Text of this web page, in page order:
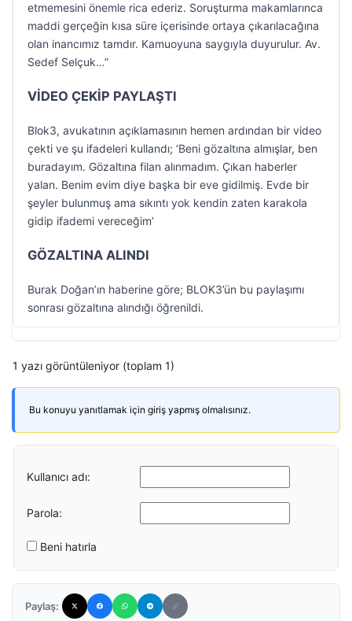
etmemesini önemle rica ederiz. Soruşturma makamlarınca
maddi gerçeğin kısa süre içerisinde ortaya çıkarılacağına
olan inancımız tamdır. Kamuoyuna saygıyla duyurulur. Av.
Sedef Selçuk…”
VİDEO ÇEKİP PAYLAŞTI
Blok3, avukatının açıklamasının hemen ardından bir video
çekti ve şu ifadeleri kullandı; ‘Beni gözaltına almışlar, ben
buradayım. Gözaltına filan alınmadım. Çıkan haberler
yalan. Benim evim diye başka bir eve gidilmiş. Evde bir
şeyler bulunmuş ama sıkıntı yok kendin zaten karakola
gidip ifademi vereceğim’
GÖZALTINA ALINDI
Burak Doğan’ın haberine göre; BLOK3’ün bu paylaşımı
sonrası gözaltına alındığı öğrenildi.
1 yazı görüntüleniyor (toplam 1)
Bu konuyu yanıtlamak için giriş yapmış olmalısınız.
Kullanıcı adı:
Parola:
Beni hatırla
Paylaş: